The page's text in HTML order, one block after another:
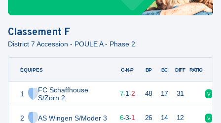
Classement F
District 7 Accession - POULE A - Phase 2
ÉQUIPES
1
FC Schaffhouse
S/Zorn 2
2 AS Wingen S/Moder 3
G-N-P BP BC DIFF RATIO
22 7-1-2 48 17 31 V
21 10 6-3-1 26 14 12 V